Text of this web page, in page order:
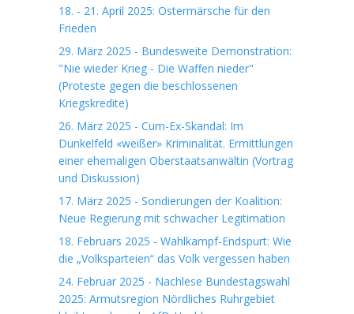
18. - 21. April 2025: Ostermärsche für den
Frieden
29. März 2025 - Bundesweite Demonstration:
"Nie wieder Krieg - Die Waffen nieder"
(Proteste gegen die beschlossenen
Kriegskredite)
26. März 2025 - Cum-Ex-Skandal: Im
Dunkelfeld «weißer» Kriminalität. Ermittlungen
einer ehemaligen Oberstaatsanwältin (Vortrag
und Diskussion)
17. März 2025 - Sondierungen der Koalition:
Neue Regierung mit schwacher Legitimation
18. Februars 2025 - Wahlkampf-Endspurt: Wie
die „Volksparteien“ das Volk vergessen haben
24. Februar 2025 - Nachlese Bundestagswahl
2025: Armutsregion Nördliches Ruhrgebiet